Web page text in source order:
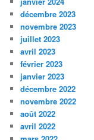
décembre 2023
novembre 2023
juillet 2023
avril 2023
février 2023
janvier 2023
décembre 2022
novembre 2022
août 2022
avril 2022